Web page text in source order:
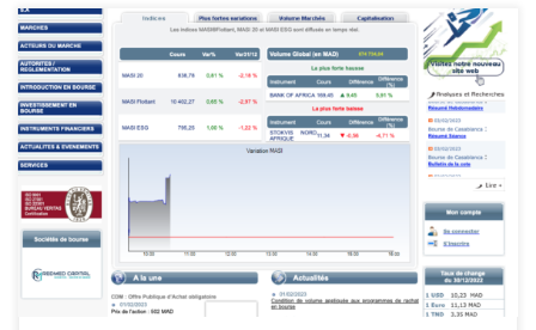
La Bourse de Casablanca est la bourse de valeurs mobilières de
Casablanca, au Maroc. Elle a été fondée en 1929 et est responsable de
la cotation des actions et des obligations émises par les entreprises
marocaines. La Bourse de Casablanca sert également de lieu
d’échange pour les investisseurs nationaux et […]